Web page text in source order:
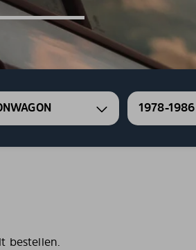
1978-1986
bestellen.